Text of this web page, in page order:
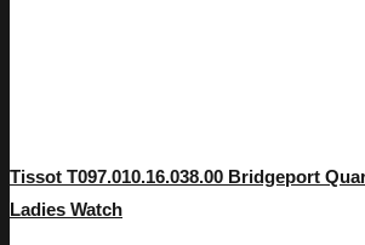
Tissot T097.010.16.038.00 Bridgeport
Ladies Watch